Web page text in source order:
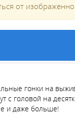
от
гонки на
с головой на
и даже больше!